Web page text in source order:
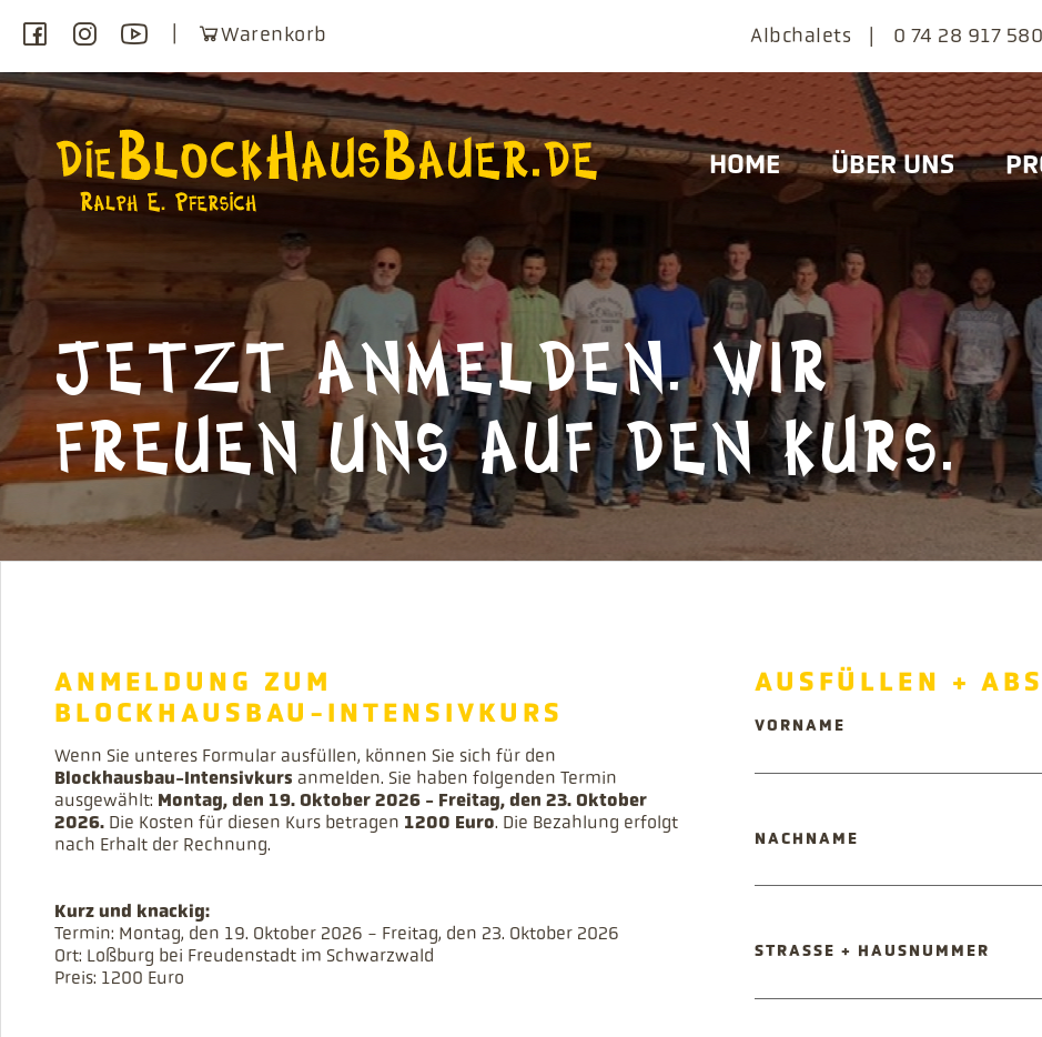
Warenkorb
Navigation
Albchalets 0 74 28 917 580
Navigation
überspringenHOME ÜBER UNS
JETZT ANMELDEN. WIR
FREUEN UNS AUF DEN KURS.
ANMELDUNG ZUM
BLOCKHAUSBAU-INTENSIVKURS
Wenn Sie unteres Formular ausfüllen, können Sie sich für den
Blockhausbau-Intensivkurs anmelden. Sie haben folgenden Termin
ausgewählt: Montag, den 19. Oktober 2026 - Freitag, den 23. Oktober
2026. Die Kosten für diesen Kurs betragen 1200 Euro. Die Bezahlung erfolgt
nach Erhalt der Rechnung.
Kurz und knackig:
Termin: Montag, den 19. Oktober 2026 - Freitag, den 23. Oktober 2026
Ort: Loßburg bei Freudenstadt im Schwarzwald
Preis: 1200 Euro
AUSFÜLLEN +
PFLICHTFELD
VORNAME
PFLICHTFELD
NACHNAME
PFLICHTFELD
STRASSE + HAUSNUMMER